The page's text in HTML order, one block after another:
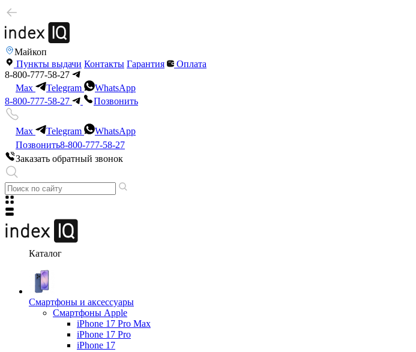
Майкоп
Пункты выдачи Контакты Гарантия
Оплата
8-800-777-58-27
Max
Telegram
WhatsApp
8-800-777-58-27
Позвонить
Max Telegram
WhatsApp
Позвонить8-800-777-58-27
Заказать обратный звонок
Каталог
Смартфоны и аксессуары
Смартфоны Apple
iPhone 17 Pro Max
iPhone 17 Pro
iPhone 17